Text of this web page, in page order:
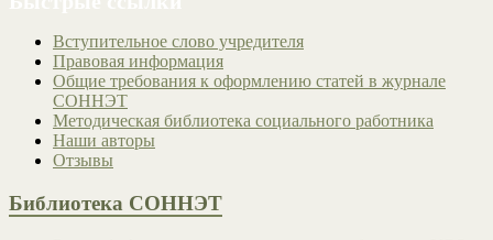
Вступительное слово учредителя
Правовая информация
Общие требования к оформлению статей в журнале
СОННЭТ
Методическая библиотека социального работника
Наши авторы
Отзывы
Библиотека СОННЭТ